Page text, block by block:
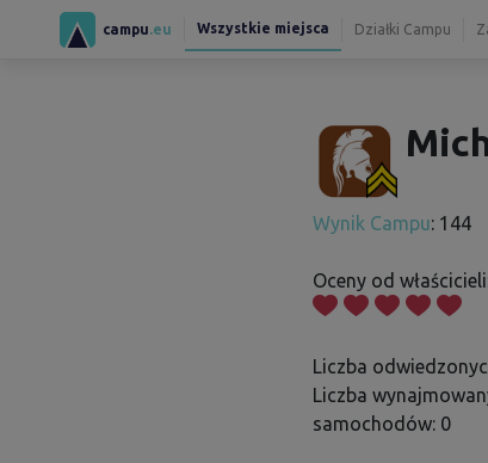
campu .eu Wszystkie miejsca Działki Campu
Wynik Campu: 144
Oceny od
Liczba
Liczba
samochodów: 0